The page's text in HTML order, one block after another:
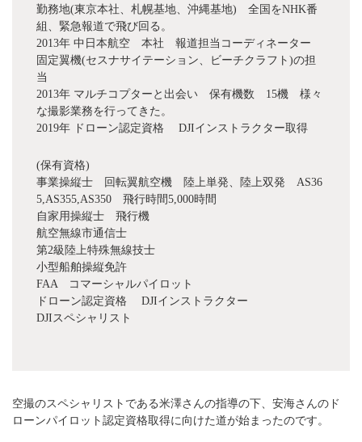
勤務地(東京本社、札幌基地、沖縄基地) 全国をNHK番
組、緊急報道で飛び回る。
2013年 中日本航空 本社 報道担当コーディネーター
固定翼機(セスナサイテーション、ビーチクラフト)の担
当
2013年 マルチコプターと出会い 保有機数 15機 様々
な撮影業務を行ってきた。
2019年 ドローン認定資格 DJIインストラクター取得
(保有資格)
事業操縦士 回転翼航空機 陸上単発、陸上双発 AS36
5,AS355,AS350 飛行時間5,000時間
自家用操縦士 飛行機
航空無線市通信士
第2級陸上特殊無線技士
小型船舶操縦免許
FAA コマーシャルパイロット
ドローン認定資格 DJIインストラクター
DJIスペシャリスト
空撮のスペシャリストである米澤さんの指導の下、安海さんのド
ローンパイロット認定資格取得に向けた道が始まったのです。